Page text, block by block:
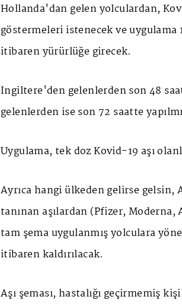
Hollanda'dan gelen yolculardan,
göstermeleri istenecek ve uygulama
itibaren yürürlüğe girecek.
İngiltere'den gelenlerden son 48
gelenlerden ise son 72 saatte
Uygulama, tek doz Kovid-19 aşı
Ayrıca hangi ülkeden gelirse gelsin,
tanınan aşılardan (Pfizer, Moderna,
tam şema uygulanmış yolculara
itibaren kaldırılacak.
Aşı şeması, hastalığı geçirmemiş